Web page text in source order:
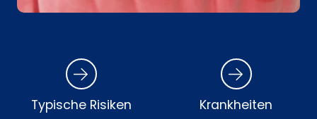
Typische Risiken Krankheiten